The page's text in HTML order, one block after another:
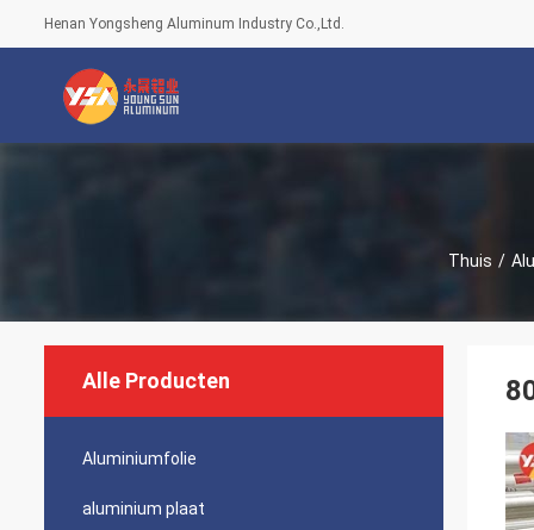
Henan Yongsheng Aluminum Industry Co.,Ltd.
Thuis /
Alle Producten
Aluminiumfolie
aluminium plaat